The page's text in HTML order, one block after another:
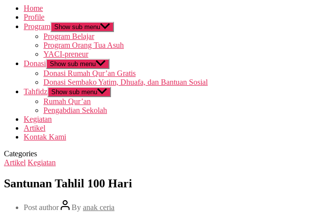
Home
Profile
Program Show sub menu
Program Belajar
Program Orang Tua Asuh
YACI-preneur
Donasi Show sub menu
Donasi Rumah Qur’an Gratis
Donasi Sembako Yatim, Dhuafa, dan Bantuan Sosial
Tahfidz Show sub menu
Rumah Qur’an
Pengabdian Sekolah
Kegiatan
Artikel
Kontak Kami
Categories
Artikel Kegiatan
Santunan Tahlil 100 Hari
Post author By anak ceria